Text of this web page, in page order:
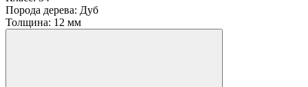
Порода дерева: Дуб
Толщина: 12 мм